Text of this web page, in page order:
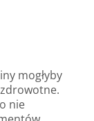
mogłyby
nie